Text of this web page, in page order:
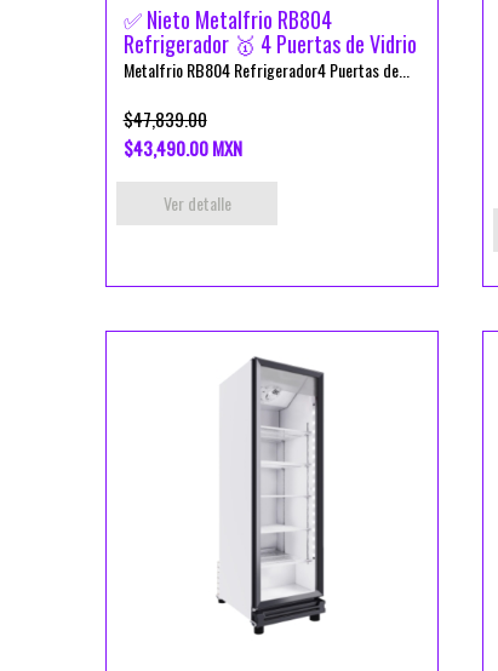
✅ Nieto Metalfrio RB804
Refrigerador 🥇 4 Puertas de Vidrio
Metalfrio RB804 Refrigerador4 Puertas de...
$47,839.00
$43,490.00 MXN
Ver detalle